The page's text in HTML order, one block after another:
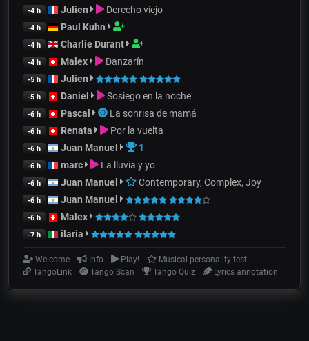
-4 h Julien Derecho viejo
-4 h Paul Kuhn
-4 h Charlie Durant
-4 h Malex Danzarín
-5 h Julien
-5 h Daniel Sosiego en la noche
-6 h Pascal La sonrisa de mamá
-6 h Renata Por la vuelta
-6 h Juan Manuel 1
-6 h marc La lluvia y yo
-6 h Juan Manuel Contemporary, Complex, Joy
-6 h Juan Manuel
-6 h Malex
-7 h ilaria
Welcome Info Play!
Musical personality test
TangoLink
Tango Scan Tango Quiz Lyrics annotation